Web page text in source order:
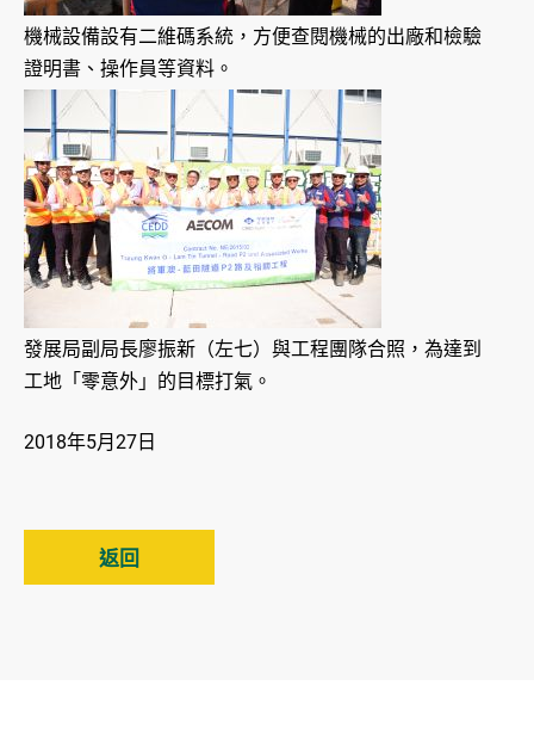
機械設備設有二維碼系統，方便查閱機械的出廠和檢驗
證明書、操作員等資料。
發展局副局長廖振新（左七）與工程團隊合照，為達到
工地「零意外」的目標打氣。
2018年5月27日
返回